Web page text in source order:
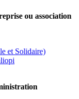
ou association
et Solidaire)